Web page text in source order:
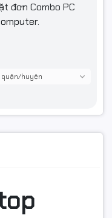
đơn Combo PC